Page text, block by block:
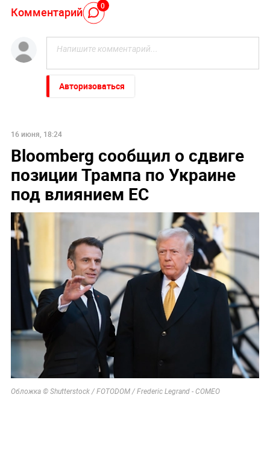
Комментарий 0
Авторизоваться
НОВОСТИ ПАРТНЕРОВ
Что стало с первой в истории ЕГЭ 500-балльницей
Соседов: Пугачева безнадежно постарела
Увеличилось число задержанных за массовую драку
в Челябинске
В Севастополе военный расстрелял сослуживцев и
гражданских
По бежавшему из России Надеждину* нанесли новый
Неизвестное существо утащило 15-летнего рыбака на
дно реки